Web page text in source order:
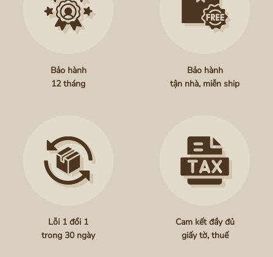
Bảo hành
12 tháng
Bảo hành
tận nhà, miễn ship
Lỗi 1 đổi 1
trong 30 ngày
Cam kết đầy đủ
giấy tờ, thuế